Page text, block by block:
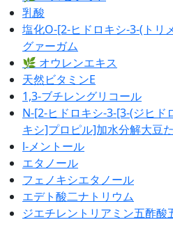
乳酸
塩化O-[2-ヒドロキシ-3-(トリ
グァーガム
🌿 オウレンエキス
天然ビタミンE
1,3-ブチレングリコール
N-[2-ヒドロキシ-3-[3-(ジヒド
キシ]プロピル]加水分解大豆
l-メントール
エタノール
フェノキシエタノール
エデト酸二ナトリウム
ジエチレントリアミン五酢酸